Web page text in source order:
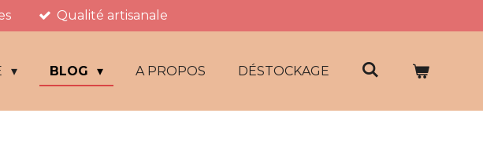
Qualité artisanale
BLOG A PROPOS DÉSTOCKAGE